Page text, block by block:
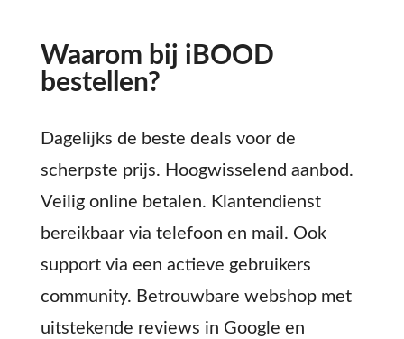
Waarom bij iBOOD
bestellen?
Dagelijks de beste deals voor de
scherpste prijs. Hoogwisselend aanbod.
Veilig online betalen. Klantendienst
bereikbaar via telefoon en mail. Ook
support via een actieve gebruikers
community. Betrouwbare webshop met
uitstekende reviews in Google en